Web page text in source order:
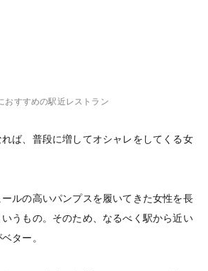
おすすめの駅近レストラン
ば、普段に増してオシャレをしてくる女
ルの高いパンプスを履いてきた女性を長
うもの。そのため、なるべく駅から近い
ター。